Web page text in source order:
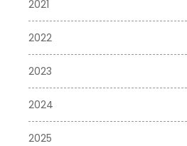
2021
2022
2023
2024
2025